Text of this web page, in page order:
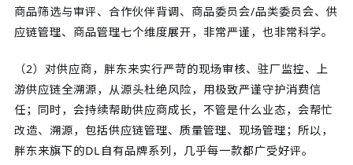
商品筛选与审评、合作伙伴背调、商品委员会/品类委员会、供
应链管理、商品管理七个维度展开，非常严谨，也非常科学。
（2）对供应商，胖东来实行严苛的现场审核、驻厂监控、上
游供应链全溯源，从源头杜绝风险，用极致严谨守护消费信
任；同时，会持续帮助供应商成长，不管是什么业态，会帮忙
改造、溯源，包括供应链管理、质量管理、现场管理；所以，
胖东来旗下的DL自有品牌系列，几乎每一款都广受好评。